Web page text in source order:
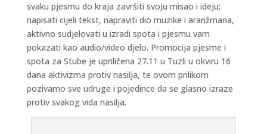
svaku pjesmu do kraja završiti svoju misao i ideju;
napisati cijeli tekst, napraviti dio muzike i aranžmana,
aktivno sudjelovati u izradi spota i pjesmu vam
pokazati kao audio/video djelo. Promocija pjesme i
spota za Stube je upriličena 27.11 u Tuzli u okviru 16
dana aktivizma protiv nasilja, te ovom prilikom
pozivamo sve udruge i pojedince da se glasno izraze
protiv svakog vida nasilja.